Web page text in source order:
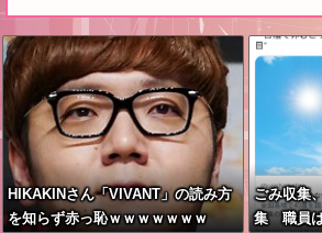
HIKAKINさん「VIVANT」の読み方
を知らず赤っ恥ｗｗｗｗｗｗｗ
ごみ収集
集 職員は